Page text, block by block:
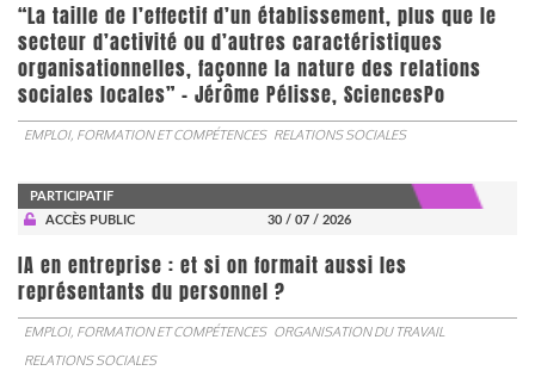
“La taille de l’effectif d’un établissement, plus que le
secteur d’activité ou d’autres caractéristiques
organisationnelles, façonne la nature des relations
sociales locales” - Jérôme Pélisse, SciencesPo
EMPLOI, FORMATION ET COMPÉTENCES RELATIONS SOCIALES
PARTICIPATIF
ACCÈS PUBLIC
30 / 07 / 2026
IA en entreprise : et si on formait aussi les
représentants du personnel ?
EMPLOI, FORMATION ET COMPÉTENCES ORGANISATION DU TRAVAIL
RELATIONS SOCIALES